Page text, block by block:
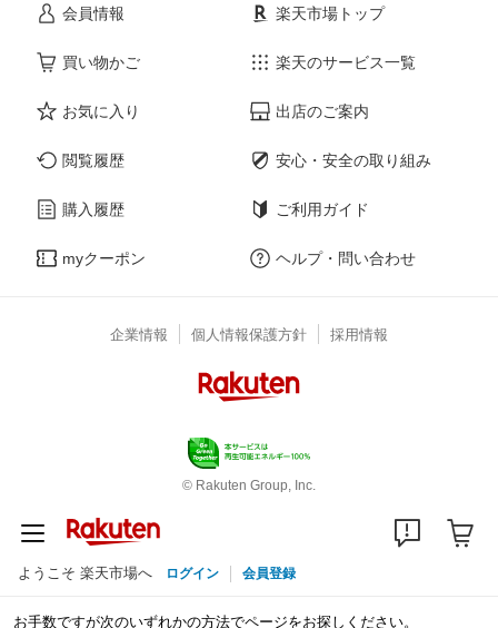
会員情報
買い物かご
お気に入り
閲覧履歴
購入履歴
myクーポン
楽天市場トップ
楽天のサービス一覧
出店のご案内
安心・安全の取り組み
ご利用ガイド
ヘルプ・問い合わせ
企業情報 個人情報保護方針 採用情報
© Rakuten Group, Inc.
ようこそ 楽天市場へ ログイン 会員登録
お手数ですが次のいずれかの方法でページをお探しください。